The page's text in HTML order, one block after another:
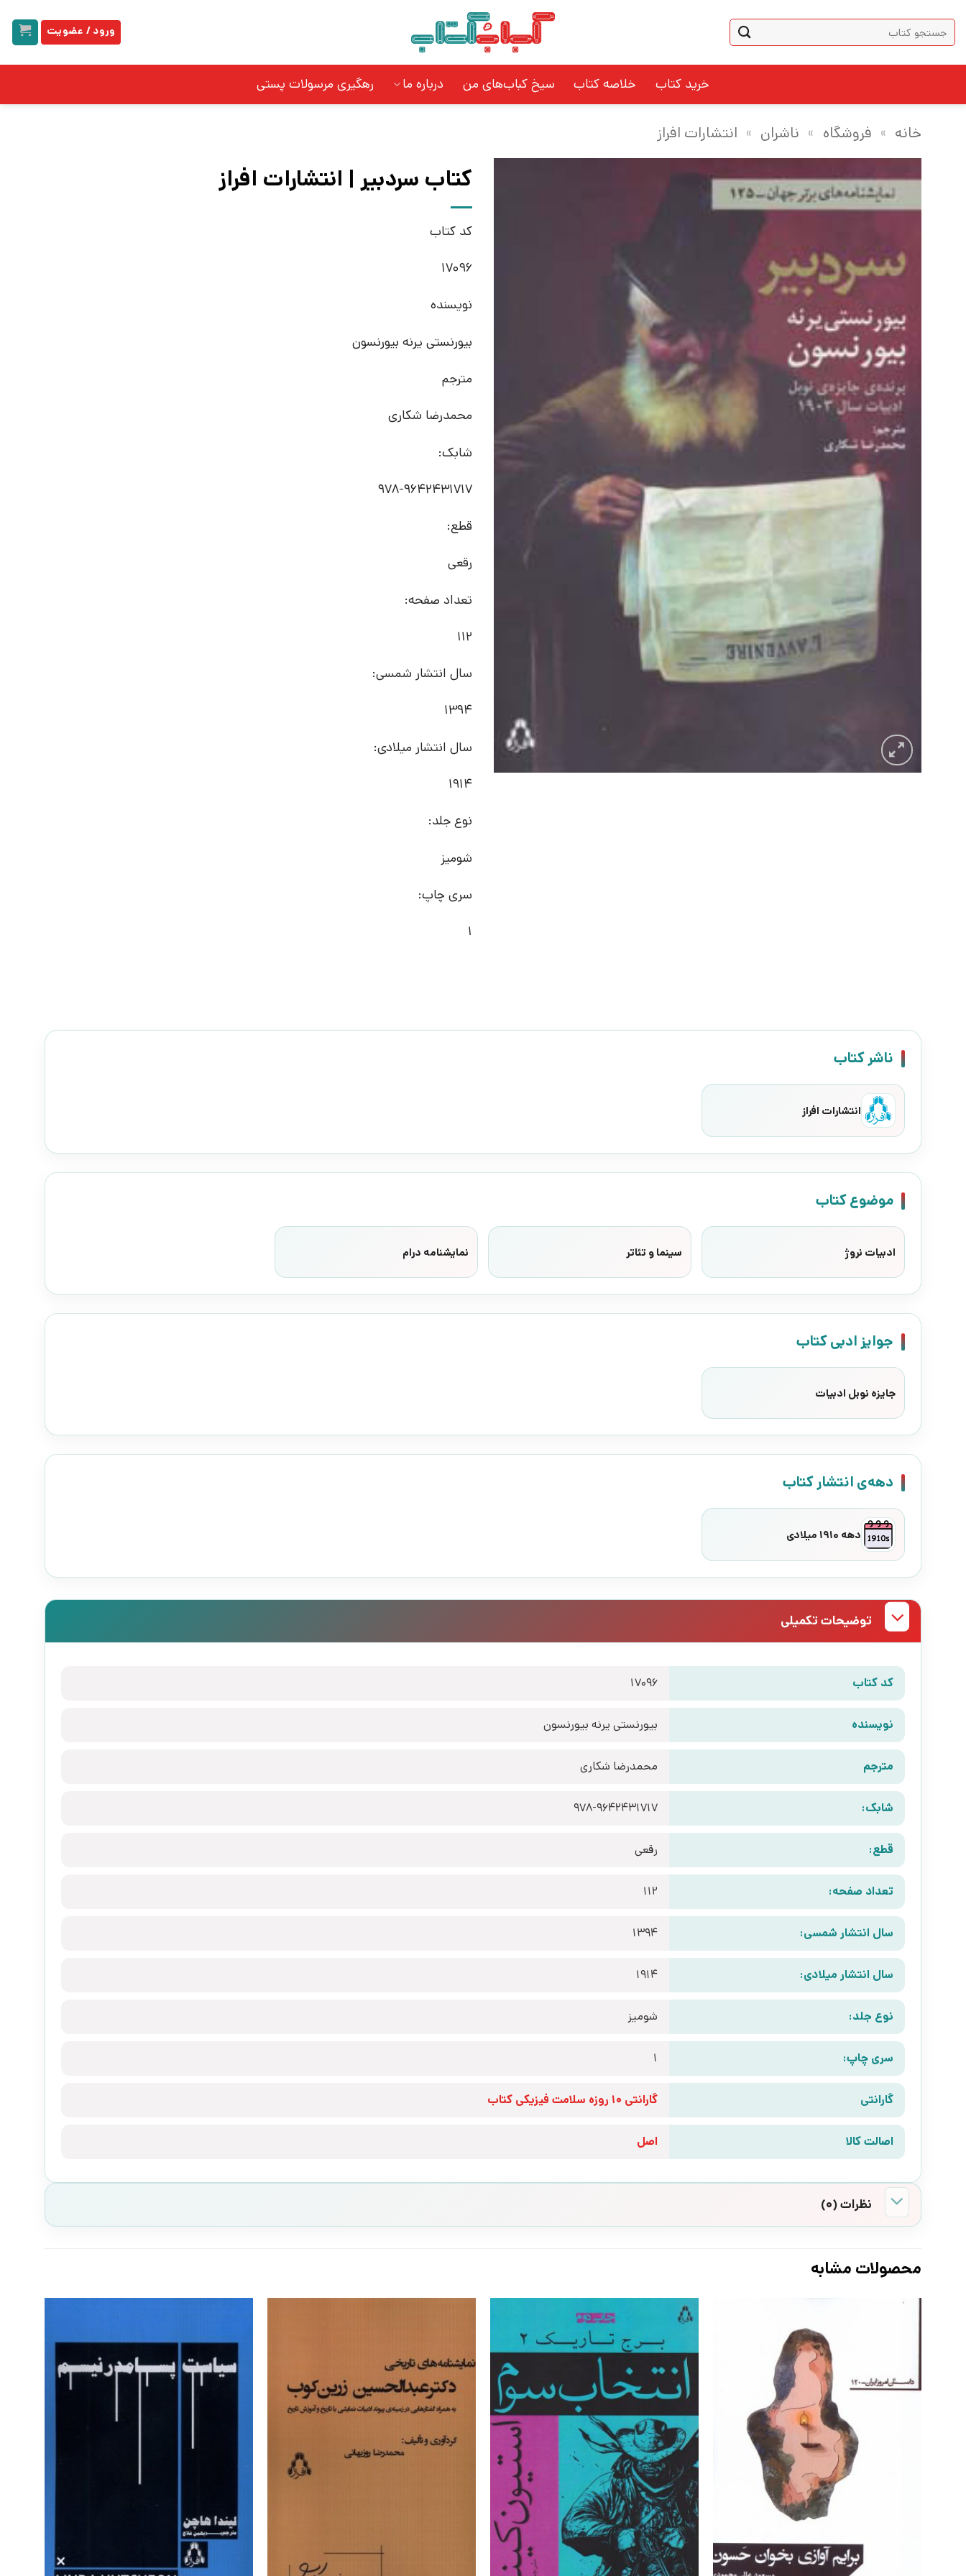
content
جستجو
برای:
ورود / عضویت
خرید کتاب خلاصه کتاب سیخ کباب‌های من درباره ما رهگیری مرسولات پستی
خانه » فروشگاه » ناشران » انتشارات افراز
کتاب سردبیر | انتشارات افراز
کد کتاب
17096
نویسنده
بیورنستی یرنه بیورنسون
مترجم
محمدرضا شکاری
شابک:
978-9642431717
قطع:
رقعی
تعداد صفحه:
112
سال انتشار شمسی:
1394
سال انتشار میلادی:
1914
نوع جلد:
شومیز
سری چاپ:
1
ناشر کتاب
انتشارات افراز
موضوع کتاب
ادبیات نروژ سینما و تئاتر نمایشنامه درام
جوایز ادبی کتاب
جایزه نوبل ادبیات
دهه‌ی انتشار کتاب
دهه 1910 میلادی
توضیحات تکمیلی
کد کتاب 17096
نویسنده بیورنستی یرنه بیورنسون
مترجم محمدرضا شکاری
شابک: 978-9642431717
قطع: رقعی
تعداد صفحه: 112
سال انتشار شمسی: 1394
سال انتشار میلادی: 1914
نوع جلد: شومیز
سری چاپ: 1
گارانتی گارانتی 10 روزه سلامت فیزیکی کتاب
اصالت کالا اصل
نظرات (0)
محصولات مشابه